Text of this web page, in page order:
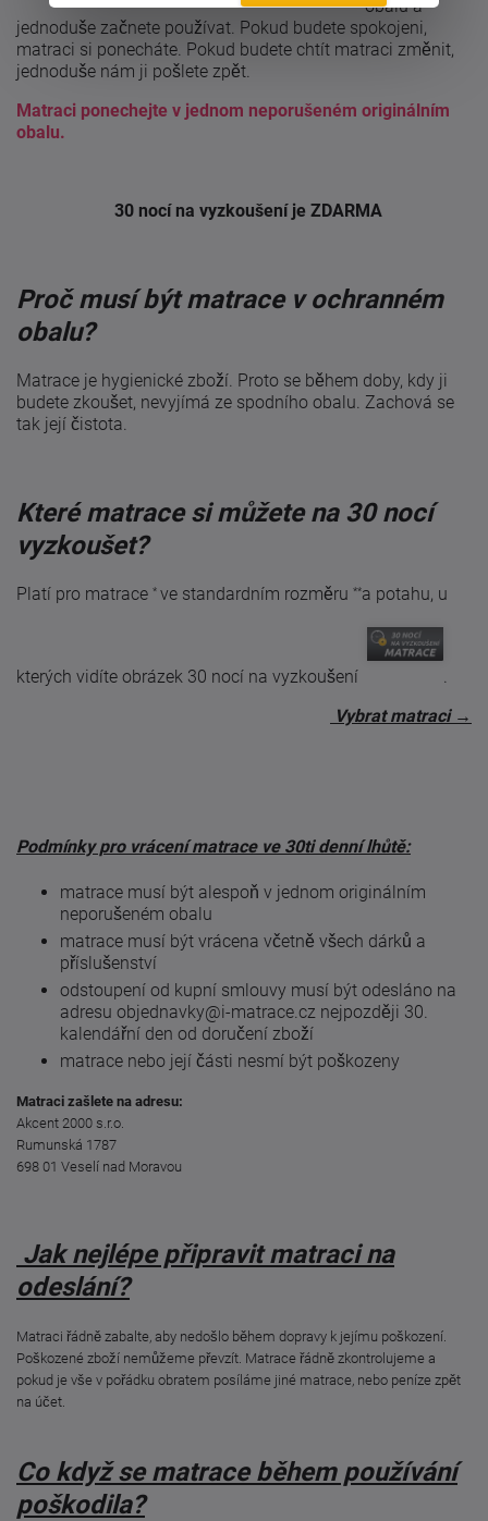
obalu a
jednoduše začnete používat. Pokud budete spokojeni,
matraci si ponecháte. Pokud budete chtít matraci změnit,
jednoduše nám ji pošlete zpět.
Matraci ponechejte v jednom neporušeném originálním
obalu.
30 nocí na vyzkoušení je ZDARMA
Proč musí být matrace v ochranném
obalu?
Matrace je hygienické zboží. Proto se během doby, kdy ji
budete zkoušet, nevyjímá ze spodního obalu. Zachová se
tak její čistota.
Které matrace si můžete na 30 nocí
vyzkoušet?
Platí pro matrace * ve standardním rozměru **a potahu, u
kterých vidíte obrázek 30 nocí na vyzkoušení
.
Vybrat matraci →
Podmínky pro vrácení matrace ve 30ti denní lhůtě:
matrace musí být alespoň v jednom originálním
neporušeném obalu
matrace musí být vrácena včetně všech dárků a
příslušenství
odstoupení od kupní smlouvy musí být odesláno na
adresu objednavky@i-matrace.cz nejpozději 30.
kalendářní den od doručení zboží
matrace nebo její části nesmí být poškozeny
Matraci zašlete na adresu:
Akcent 2000 s.r.o.
Rumunská 1787
698 01 Veselí nad Moravou
Jak nejlépe připravit matraci na
odeslání?
Matraci řádně zabalte, aby nedošlo během dopravy k jejímu poškození.
Poškozené zboží nemůžeme převzít. Matrace řádně zkontrolujeme a
pokud je vše v pořádku obratem posíláme jiné matrace, nebo peníze zpět
na účet.
Co když se matrace během používání
poškodila?